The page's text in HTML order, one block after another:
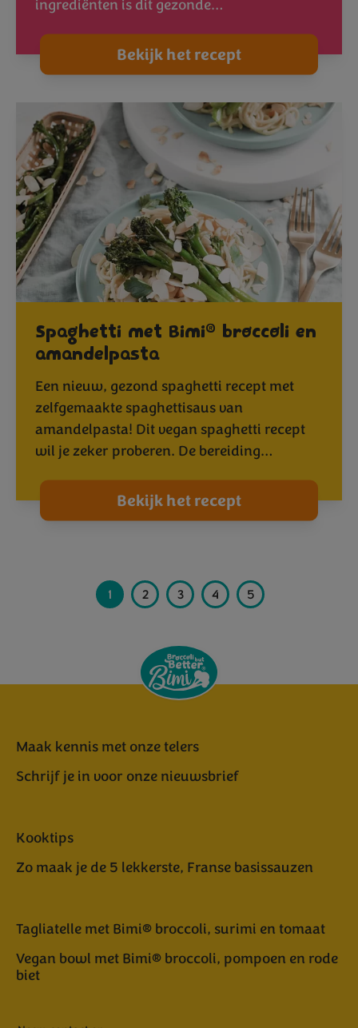
ingrediënten is dit gezonde…
Bekijk het recept
Spaghetti met Bimi® broccoli en
amandelpasta
Een nieuw, gezond spaghetti recept met
zelfgemaakte spaghettisaus van
amandelpasta! Dit vegan spaghetti recept
wil je zeker proberen. De bereiding…
Bekijk het recept
1 2 3 4 5
Maak kennis met onze telers
Schrijf je in voor onze nieuwsbrief
Kooktips
Zo maak je de 5 lekkerste, Franse basissauzen
Tagliatelle met Bimi® broccoli, surimi en tomaat
Vegan bowl met Bimi® broccoli, pompoen en rode
biet